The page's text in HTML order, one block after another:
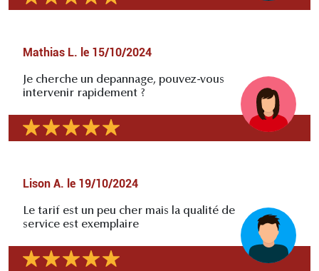
Mathias L. le 15/10/2024
Je cherche un depannage, pouvez-vous
intervenir rapidement ?
Lison A. le 19/10/2024
Le tarif est un peu cher mais la qualité de
service est exemplaire